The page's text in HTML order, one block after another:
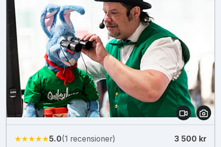
★★★★★5.0(1 recensioner) 3 500 kr